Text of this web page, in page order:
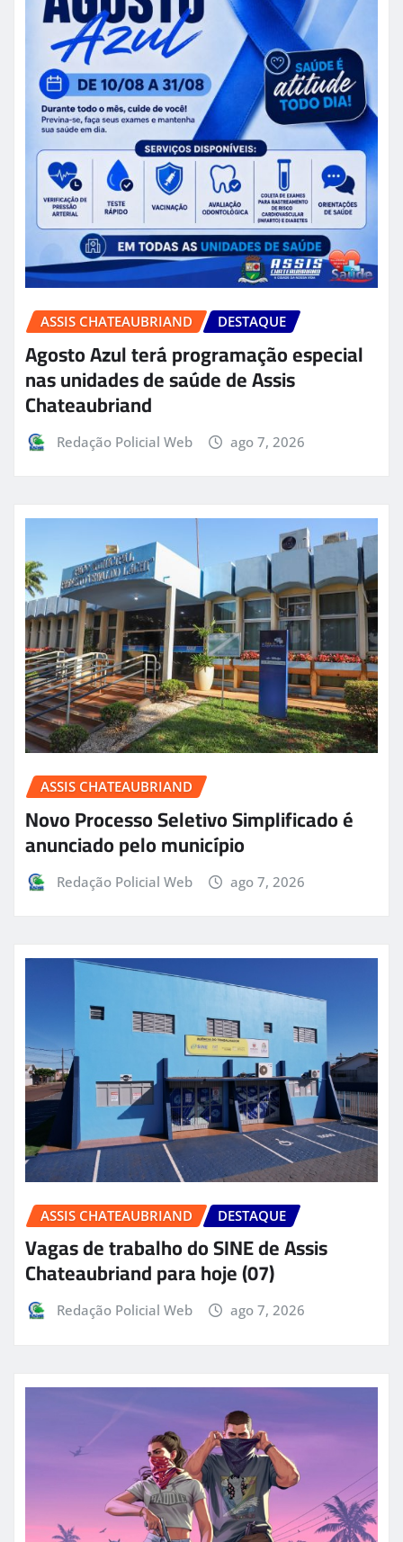
ASSIS CHATEAUBRIAND DESTAQUE
Agosto Azul terá programação especial
nas unidades de saúde de Assis
Chateaubriand
Redação Policial Web ago 7, 2026
ASSIS CHATEAUBRIAND
Novo Processo Seletivo Simplificado é
anunciado pelo município
Redação Policial Web ago 7, 2026
ASSIS CHATEAUBRIAND DESTAQUE
Vagas de trabalho do SINE de Assis
Chateaubriand para hoje (07)
Redação Policial Web ago 7, 2026